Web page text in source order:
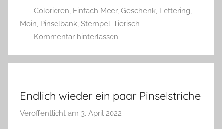
r
g
Colorieren, Einfach Meer, Geschenk, Lettering,
Moin, Pinselbank, Stempel, Tierisch
Kommentar hinterlassen
Endlich wieder ein paar Pinselstriche
Veröffentlicht am 3. April 2022